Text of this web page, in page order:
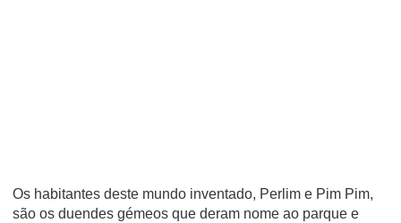
Os habitantes deste mundo inventado, Perlim e Pim Pim,
são os duendes gémeos que deram nome ao parque e